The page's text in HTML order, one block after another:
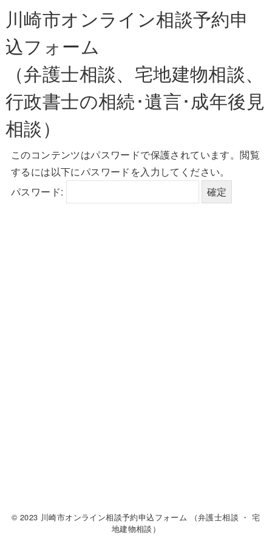
川崎市オンライン相談予約申
込フォーム
（弁護士相談、宅地建物相談、
行政書士の相続･遺言･成年後見
相談）
このコンテンツはパスワードで保護されています。閲覧
するには以下にパスワードを入力してください。
パスワード:
© 2023 川崎市オンライン相談予約申込フォーム （弁護士相談 ・ 宅
地建物相談）